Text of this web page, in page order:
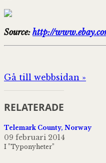
Source: http://
Gå till webbsidan »
RELATERADE
Telemark County, Norway
09 februari 2014
I ”Typonyheter”